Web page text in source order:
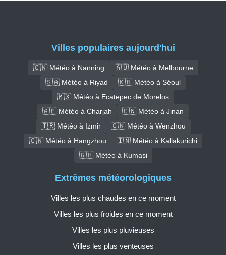
Villes populaires aujourd'hui
🇨🇳 Météo à Nanning
🇦🇺 Météo à Melbourne
🇸🇦 Météo à Riyad
🇰🇷 Météo à Séoul
🇲🇽 Météo à Ecatepec de Morelos
🇦🇪 Météo à Charjah
🇨🇳 Météo à Jinan
🇹🇷 Météo à Izmir
🇨🇳 Météo à Wenzhou
🇨🇳 Météo à Hangzhou
🇮🇳 Météo à Kallakurichi
🇬🇭 Météo à Kumasi
Extrêmes météorologiques
Villes les plus chaudes en ce moment
Villes les plus froides en ce moment
Villes les plus pluvieuses
Villes les plus venteuses